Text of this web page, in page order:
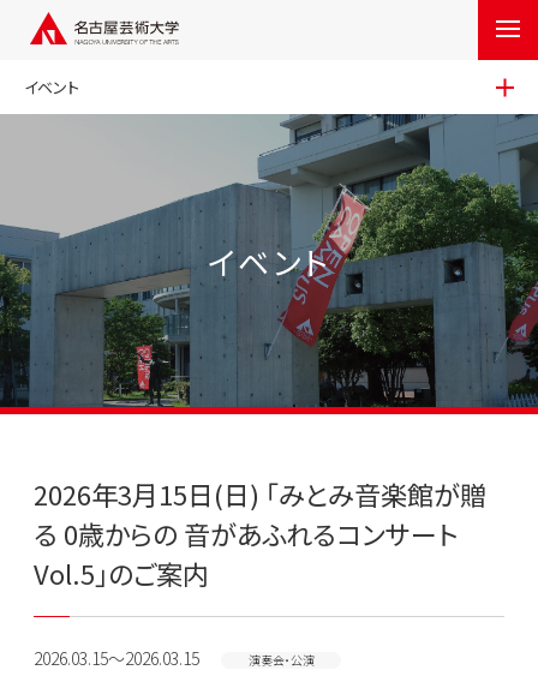
イベント
イベント
2026年3月15日(日) 「みとみ音楽館が贈
る 0歳からの 音があふれるコンサート
Vol.5」のご案内
2026.03.15～2026.03.15 演奏会・公演